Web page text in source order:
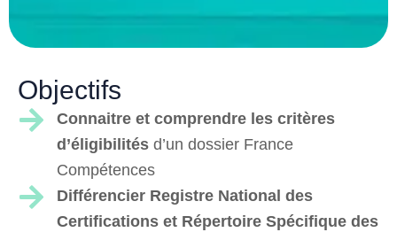
Objectifs
Connaitre et comprendre les critères
d’éligibilitésd’un dossier France
Compétences
Différencier Registre National des
Certifications et Répertoire Spécifique des